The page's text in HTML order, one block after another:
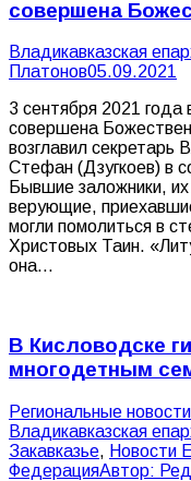
совершена
Владикавказская
Платонов05.09.2021
3 сентября 2021
совершена
возглавил секретарь
Стефан (Дзугкоев) в
Бывшие заложники,
верующие,
могли помолиться в
Христовых Таин.
она…
В Кисловодске
многодетным
Pегиональные новости
Владикавказская
Закавказье, Новости
ФедерацияАвтор: